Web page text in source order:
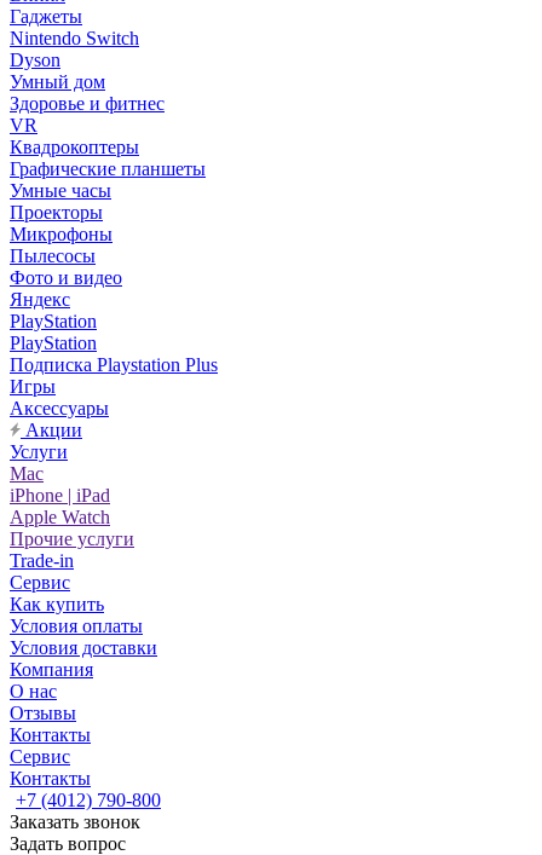
Гаджеты
Nintendo Switch
Dyson
Умный дом
Здоровье и фитнес
VR
Квадрокоптеры
Графические планшеты
Умные часы
Проекторы
Микрофоны
Пылесосы
Фото и видео
Яндекс
PlayStation
PlayStation
Подписка Playstation Plus
Игры
Аксессуары
Акции
Услуги
Mac
iPhone | iPad
Apple Watch
Прочие услуги
Trade-in
Сервис
Как купить
Условия оплаты
Условия доставки
Компания
О нас
Отзывы
Контакты
Сервис
Контакты
+7 (4012) 790-800
Заказать звонок
Задать вопрос